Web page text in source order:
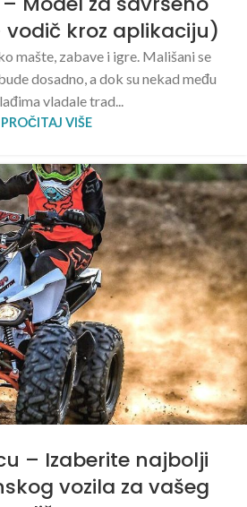
kroz aplikaciju)
mašte, zabave i igre. Mališani se
dosadno, a dok su nekad među
vladale trad...
PROČITAJ VIŠE
– Izaberite najbolji
vozila za vašeg